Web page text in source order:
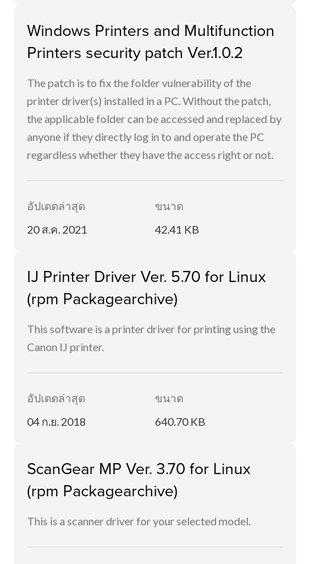
Windows Printers and Multifunction
Printers security patch Ver.1.0.2
The patch is to fix the folder vulnerability of the
printer driver(s) installed in a PC. Without the patch,
the applicable folder can be accessed and replaced by
anyone if they directly log in to and operate the PC
regardless whether they have the access right or not.
อัปเดตล่าสุด
20 ส.ค. 2021
ขนาด
42.41 KB
IJ Printer Driver Ver. 5.70 for Linux
(rpm Packagearchive)
This software is a printer driver for printing using the
Canon IJ printer.
อัปเดตล่าสุด
04 ก.ย. 2018
ขนาด
640.70 KB
ScanGear MP Ver. 3.70 for Linux
(rpm Packagearchive)
This is a scanner driver for your selected model.